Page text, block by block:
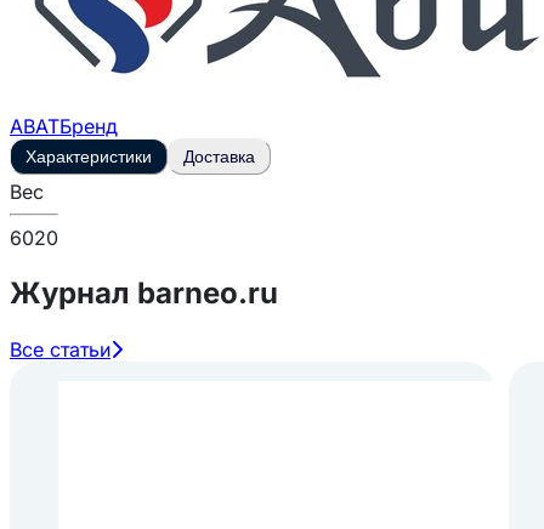
ABATБренд
Характеристики Доставка
Вес
6020
Журнал barneo.ru
Все статьи